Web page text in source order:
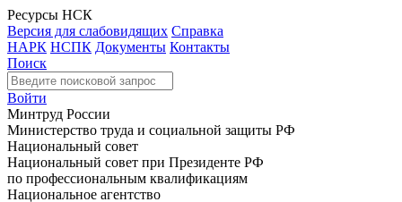
Ресурсы НСК
Версия для слабовидящих Справка
НАРК НСПК Документы Контакты
Поиск
Войти
Минтруд России
Министерство труда и социальной защиты РФ
Национальный совет
Национальный совет при Президенте РФ
по профессиональным квалификациям
Национальное агентство